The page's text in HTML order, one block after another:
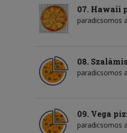
07. Hawaii
paradicsomos
08.
paradicsomos
09. Vega
paradicsomos